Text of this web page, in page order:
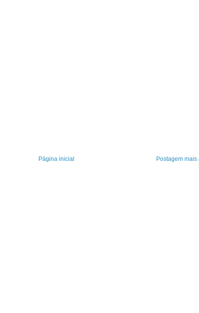
Postagem mais
Página inicial